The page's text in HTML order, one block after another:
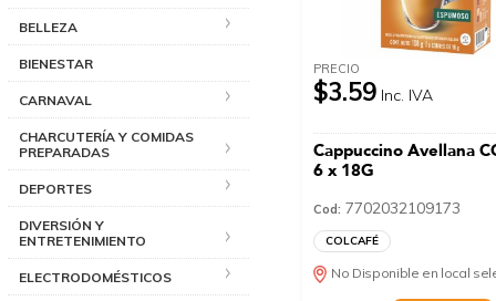
BELLEZA
BIENESTAR
CARNAVAL
CHARCUTERÍA Y COMIDAS
PREPARADAS
DEPORTES
DIVERSIÓN Y
ENTRETENIMIENTO
ELECTRODOMÉSTICOS
PRECIO
$3.59 Inc. IVA
Cappuccino Avellana
6 x 18G
Cod: 7702032109173
COLCAFÉ
No Disponible en local